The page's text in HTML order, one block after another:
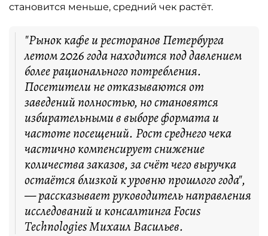
становится меньше, средний чек растёт.
"Рынок кафе и ресторанов Петербурга
летом 2026 года находится под давлением
более рационального потребления.
Посетители не отказываются от
заведений полностью, но становятся
избирательными в выборе формата и
частоте посещений. Рост среднего чека
частично компенсирует снижение
количества заказов, за счёт чего выручка
остаётся близкой к уровню прошлого года",
— рассказывает руководитель направления
исследований и консалтинга Focus
Technologies Михаил Васильев.